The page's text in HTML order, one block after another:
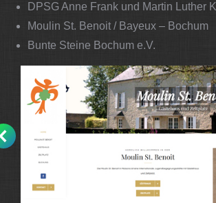
DPSG Anne Frank und Martin Luther
Moulin St. Benoit / Bayeux – Bochum
Bunte Steine Bochum e.V.